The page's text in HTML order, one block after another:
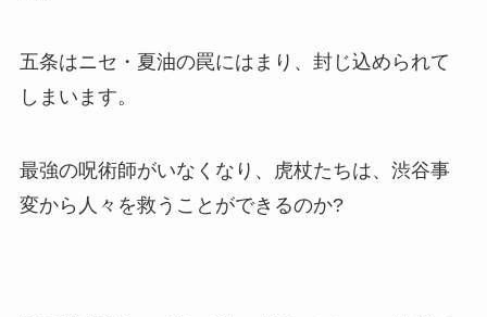
五条はニセ・夏油の罠にはまり、封じ込められて
しまいます。
最強の呪術師がいなくなり、虎杖たちは、渋谷事
変から人々を救うことができるのか?